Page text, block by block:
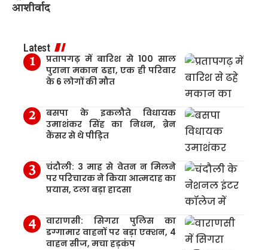
आशीर्वाद
Latest
प्रतापगढ़ में बारिश से 100 साल
पुराना मकान ढहा, एक ही परिवार
के 6 लोगों की मौत
बसपा के इकलौते विधायक
उमाशंकर सिंह का निधन, ब्रेन
कैंसर से थे पीड़ित
चंदौली: 3 माह से वेतन न मिलने
पर परिचारक ने किया आत्मदाह का
प्रयास, टला बड़ा हादसा
वाराणसी: सिगरा पुलिस का
डग्गामार वाहनों पर बड़ा एक्शन, 4
वाहन सीज, मचा हड़कंप